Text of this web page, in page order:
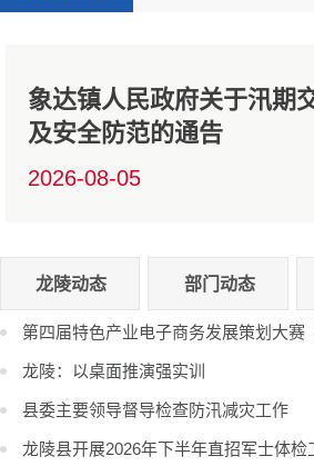
象达镇人民政府关于汛期
及安全防范的通告
2026-08-05
龙陵动态 部门动态
龙陵：以桌面推演强实训
县委主要领导督导检查防汛减灾工作
龙陵县开展2026年下半年直招军士体检